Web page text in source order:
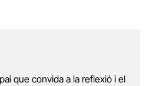
que convida a la reflexió i el